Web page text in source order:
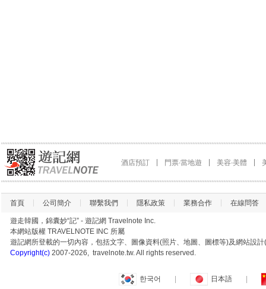
酒店預訂 門票∙當地遊 美容∙美體
首頁 公司簡介 聯繫我們 隱私政策 業務合作 在線問答
遊走韓國，錦囊妙“記” - 遊記網 Travelnote Inc.
本網站版權 TRAVELNOTE INC 所屬
遊記網所登載的一切內容，包括文字、圖像資料(照片、地圖、圖標等)及網站設
Copyright(c) 2007-2026, travelnote.tw. All rights reserved.
한국어 日本語